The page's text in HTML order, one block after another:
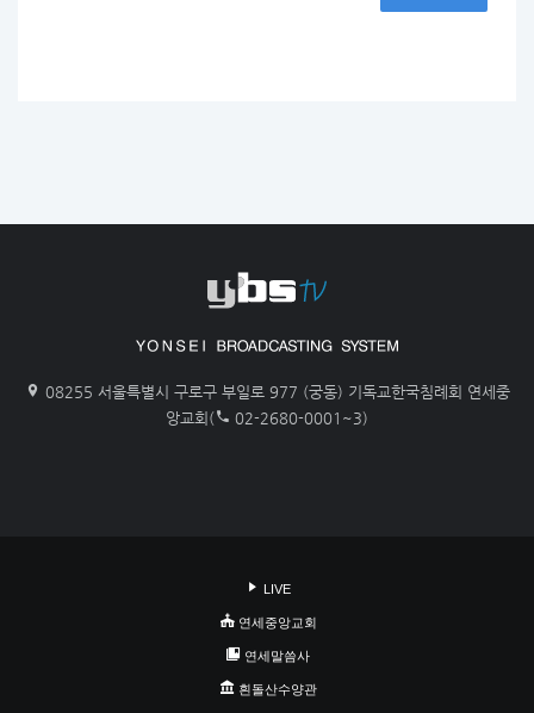
08255 서울특별시 구로구 부일로 977 (궁동) 기독교한국침례회 연세중
앙교회(
02-2680-0001~3)
LIVE
연세중앙교회
연세말씀사
흰돌산수양관